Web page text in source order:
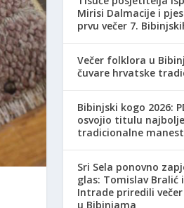
Mirisi Dalmacije i
prvu večer 7.
Večer folklora u
čuvare hrvatske
Bibinjski kogo 2026:
osvojio titulu
tradicionalne
Sri Sela ponovno
glas: Tomislav Bralić
Intrade priredili
u Bibinjama